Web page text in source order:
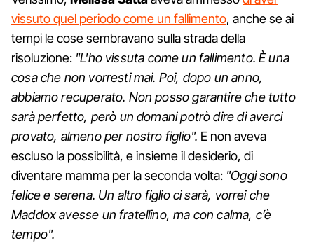
vissuto quel periodo come un fallimento, anche se ai
tempi le cose sembravano sulla strada della
risoluzione: "L'ho vissuta come un fallimento. È una
cosa che non vorresti mai. Poi, dopo un anno,
abbiamo recuperato. Non posso garantire che tutto
sarà perfetto, però un domani potrò dire di averci
provato, almeno per nostro figlio". E non aveva
escluso la possibilità, e insieme il desiderio, di
diventare mamma per la seconda volta: "Oggi sono
felice e serena. Un altro figlio ci sarà, vorrei che
Maddox avesse un fratellino, ma con calma, c’è
tempo".